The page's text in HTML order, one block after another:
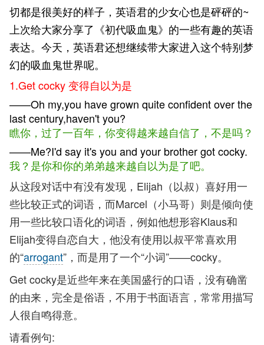
切都是很美好的样子，英语君的少女心也是砰砰的~
上次给大家分享了《初代吸血鬼》的一些有趣的英语
表达。今天，英语君还想继续带大家进入这个特别梦
幻的吸血鬼世界呢。
1.Get cocky 变得自以为是
——Oh my,you have grown quite confident over the
last century,haven't you?
瞧你，过了一百年，你变得越来越自信了，不是吗？
——Me?I'd say it's you and your brother got cocky.
我？是你和你的弟弟越来越自以为是了吧。
从这段对话中有没有发现，Elijah（以叔）喜好用一
些比较正式的词语，而Marcel（小马哥）则是倾向使
用一些比较口语化的词语，例如他想形容Klaus和
Elijah变得自恋自大，他没有使用以叔平常喜欢用
的“arrogant”，而是用了一个“小词”——cocky。
Get cocky是近些年来在美国盛行的口语，没有确凿
的由来，完全是俗语，不用于书面语言，常常用描写
人很自鸣得意。
请看例句: